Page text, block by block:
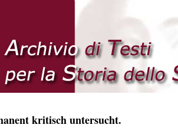
kritisch untersucht.